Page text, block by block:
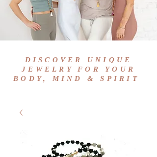
DISCOVER UNIQUE
JEWELRY FOR YOUR
BODY, MIND & SPIRIT